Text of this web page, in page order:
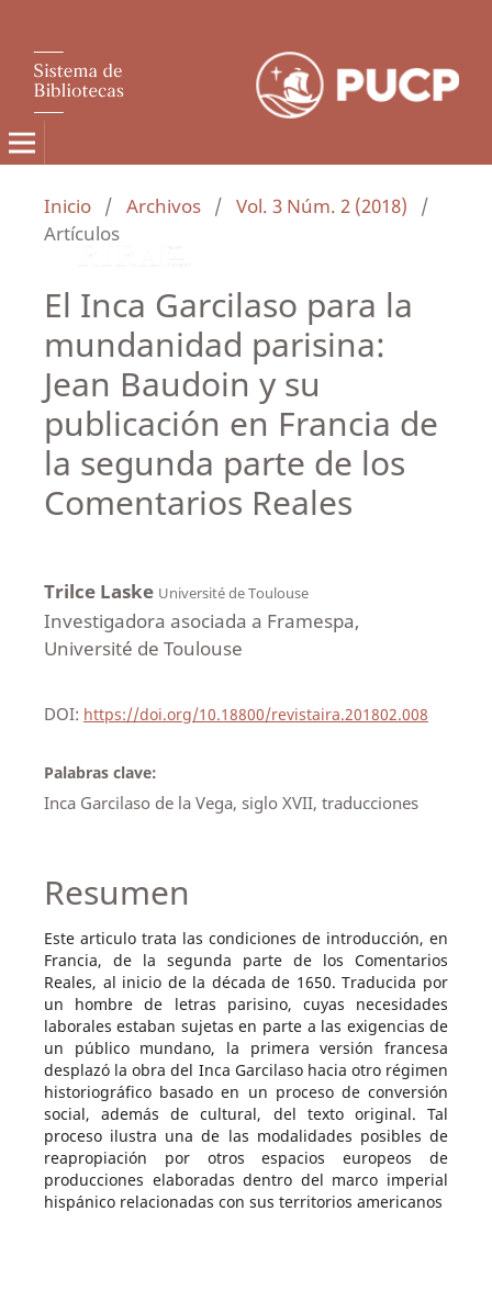
Inicio / Archivos / Vol. 3 Núm. 2 (2018)
/
Artículos
El Inca Garcilaso para la
mundanidad parisina:
Jean Baudoin y su
publicación en Francia de
la segunda parte de los
Comentarios Reales
Trilce Laske Université de Toulouse
Investigadora asociada a Framespa,
Université de Toulouse
DOI: https://doi.org/10.18800/revistaira.201802.008
Palabras clave:
Inca Garcilaso de la Vega, siglo XVII, traducciones
Resumen
Este articulo trata las condiciones de introducción, en
Francia, de la segunda parte de los Comentarios
Reales, al inicio de la década de 1650. Traducida por
un hombre de letras parisino, cuyas necesidades
laborales estaban sujetas en parte a las exigencias de
un público mundano, la primera versión francesa
desplazó la obra del Inca Garcilaso hacia otro régimen
historiográfico basado en un proceso de conversión
social, además de cultural, del texto original. Tal
proceso ilustra una de las modalidades posibles de
reapropiación por otros espacios europeos de
producciones elaboradas dentro del marco imperial
hispánico relacionadas con sus territorios americanos